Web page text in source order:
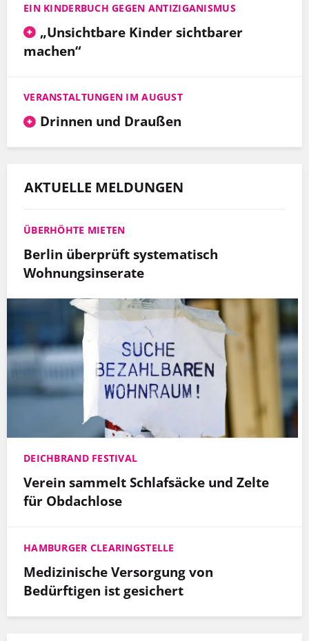
EIN KINDERBUCH GEGEN ANTIZIGANISMUS
„Unsichtbare Kinder sichtbarer
machen“
VERANSTALTUNGEN IM AUGUST
Drinnen und Draußen
AKTUELLE MELDUNGEN
ÜBERHÖHTE MIETEN
Berlin überprüft systematisch
Wohnungsinserate
DEICHBRAND FESTIVAL
Verein sammelt Schlafsäcke und Zelte
für Obdachlose
HAMBURGER CLEARINGSTELLE
Medizinische Versorgung von
Bedürftigen ist gesichert